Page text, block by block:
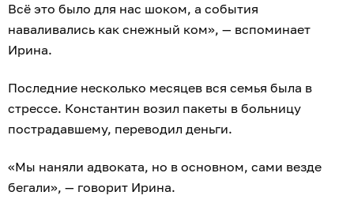
Всё это было для нас шоком, а события
наваливались как снежный ком», — вспоминает
Ирина.
Последние несколько месяцев вся семья была в
стрессе. Константин возил пакеты в больницу
пострадавшему, переводил деньги.
«Мы наняли адвоката, но в основном, сами везде
бегали», — говорит Ирина.